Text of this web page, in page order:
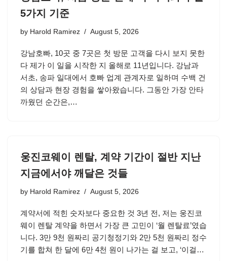
5가지 기준
by Harold Ramirez August 5, 2026
강남호빠, 10곳 중 7곳은 첫 방문 고객을 다시 보지 못한
다 제가 이 일을 시작한 지 올해로 11년입니다. 강남과
서초, 송파 일대에서 호빠 업계 관계자로 일하며 수백 건
의 상담과 현장 경험을 쌓아왔습니다. 그동안 가장 안타
까웠던 순간은,…
웅진코웨이 렌탈, 계약 기간이 절반 지난
지금에서야 깨달은 것들
by Harold Ramirez August 5, 2026
계약서에 적힌 숫자보다 중요한 것 3년 전, 저는 웅진코
웨이 렌탈 계약을 하면서 가장 큰 고민이 ‘월 렌탈료’였습
니다. 3만 9천 원짜리 공기청정기와 2만 5천 원짜리 정수
기를 합쳐 한 달에 6만 4천 원이 나가는 걸 보고, ‘이걸…